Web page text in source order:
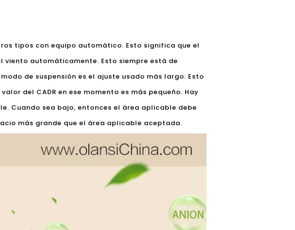
tipos con equipo automático. Esto significa que el
automáticamente. Esto siempre está de
de suspensión es el ajuste usado más largo. Esto
del CADR en ese momento es más pequeño. Hay
Cuando sea bajo, entonces el área aplicable debe
más grande que el área aplicable aceptada.